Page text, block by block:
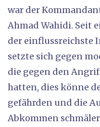
war der
Ahmad Wahidi. Seit
der einflussreichste
setzte sich gegen
die gegen den
hatten, dies könne
gefährden und die
Abkommen